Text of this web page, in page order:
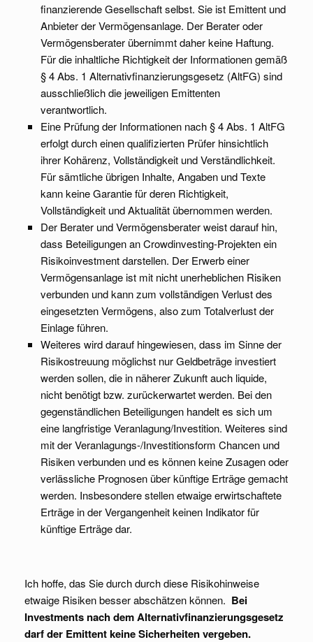
ﬁnanzierende Gesellschaft selbst. Sie ist Emittent und
Anbieter der Vermögensanlage. Der Berater oder
Vermögensberater übernimmt daher keine Haftung.
Für die inhaltliche Richtigkeit der Informationen gemäß
§ 4 Abs. 1 Alternativﬁnanzierungsgesetz (AltFG) sind
ausschließlich die jeweiligen Emittenten
verantwortlich.
Eine Prüfung der Informationen nach § 4 Abs. 1 AltFG
erfolgt durch einen qualifizierten Prüfer hinsichtlich
ihrer Kohärenz, Vollständigkeit und Verständlichkeit.
Für sämtliche übrigen Inhalte, Angaben und Texte
kann keine Garantie für deren Richtigkeit,
Vollständigkeit und Aktualität übernommen werden.
Der Berater und Vermögensberater weist darauf hin,
dass Beteiligungen an Crowdinvesting-Projekten ein
Risikoinvestment darstellen. Der Erwerb einer
Vermögensanlage ist mit nicht unerheblichen Risiken
verbunden und kann zum vollständigen Verlust des
eingesetzten Vermögens, also zum Totalverlust der
Einlage führen.
Weiteres wird darauf hingewiesen, dass im Sinne der
Risikostreuung möglichst nur Geldbeträge investiert
werden sollen, die in näherer Zukunft auch liquide,
nicht benötigt bzw. zurückerwartet werden. Bei den
gegenständlichen Beteiligungen handelt es sich um
eine langfristige Veranlagung/Investition. Weiteres sind
mit der Veranlagungs-/Investitionsform Chancen und
Risiken verbunden und es können keine Zusagen oder
verlässliche Prognosen über künftige Erträge gemacht
werden. Insbesondere stellen etwaige erwirtschaftete
Erträge in der Vergangenheit keinen Indikator für
künftige Erträge dar.
Ich hoffe, das Sie durch durch diese Risikohinweise
etwaige Risiken besser abschätzen können. Bei
Investments nach dem Alternativfinanzierungsgesetz
darf der Emittent keine Sicherheiten vergeben.